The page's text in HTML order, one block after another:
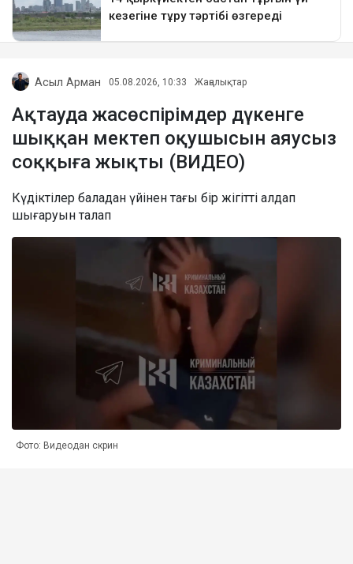
Асыл Арман 05.08.2026, 10:33 Жаңалықтар
Ақтауда жасөспірімдер дүкенге
шыққан мектеп оқушысын аяусыз
соққыға жықты (ВИДЕО)
Күдіктілер баладан үйінен тағы бір жігітті алдап
шығаруын талап
Фото: Видеодан скрин